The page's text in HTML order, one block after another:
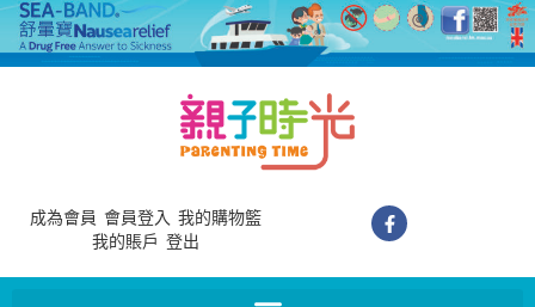
成為會員 會員登入 我的購物籃
我的賬戶 登出